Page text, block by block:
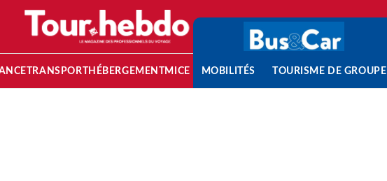
TRANSPORT HÉBERGEMENTMICE MOBILITÉS TOURISME DE GROUPE